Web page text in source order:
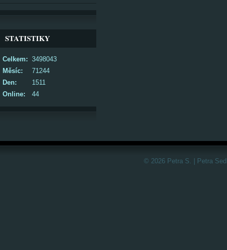
STATISTIKY
Online: 44
Celkem: 3498043
Měsíc:
71244
Den:
1511
© 2026 Petra S. | Petra